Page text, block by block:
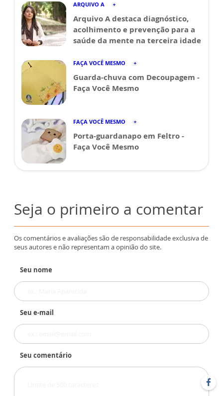
ARQUIVO A
Arquivo A destaca diagnóstico,
acolhimento e prevenção para a
saúde da mente na terceira idade
FAÇA VOCÊ MESMO
Guarda-chuva com Decoupagem -
Faça Você Mesmo
FAÇA VOCÊ MESMO
Porta-guardanapo em Feltro -
Faça Você Mesmo
Seja o primeiro a comentar
Os comentários e avaliações são de responsabilidade exclusiva de
seus autores e não representam a opinião do site.
Seu nome
Seu e-mail
Seu comentário